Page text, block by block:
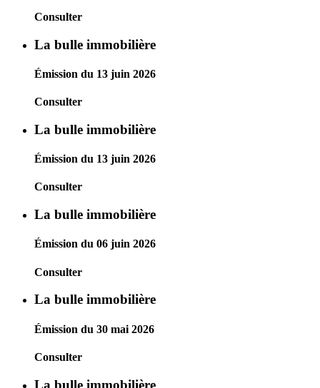
Consulter
La bulle immobilière
Émission du 13 juin 2026
Consulter
La bulle immobilière
Émission du 13 juin 2026
Consulter
La bulle immobilière
Émission du 06 juin 2026
Consulter
La bulle immobilière
Émission du 30 mai 2026
Consulter
La bulle immobilière